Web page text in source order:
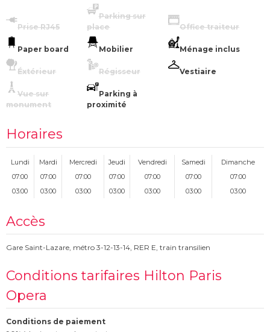
Prise RJ45
Parking sur
place
Office traiteur
Paper board Mobilier Ménage inclus
Éxtérieur Régisseur Vestiaire
Vue sur
monument
Parking à
proximité
Horaires
Lundi Mardi Mercredi Jeudi Vendredi Samedi
Dimanche
07:00
07:00 07:00 07:00 07:00 07:00
07:00
03:00
03:00 03:00 03:00 03:00 03:00 03:00
Accès
Gare Saint-Lazare, métro 3-12-13-14, RER E, train transilien
Conditions tarifaires Hilton Paris
Opera
Conditions de paiement